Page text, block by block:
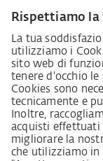
Lieferantenkodex
LkSG-Merkblatt